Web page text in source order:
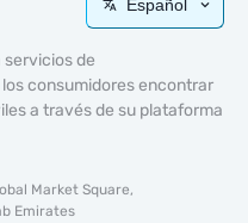
Español
servicios de
consumidores encontrar
a través de su plataforma
Market Square,
Emirates